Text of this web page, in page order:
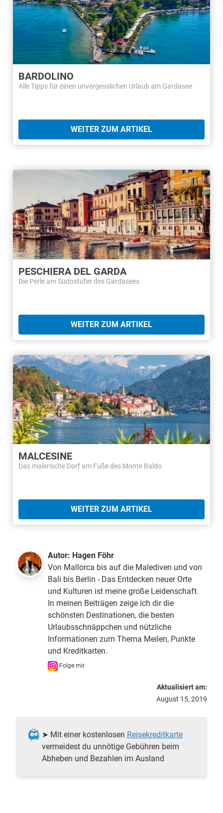
BARDOLINO
Alle Tipps für einen unvergesslichen Urlaub am Gardasee
WEITER ZUM ARTIKEL
PESCHIERA DEL GARDA
Die Perle am Südostufer des Gardasees
WEITER ZUM ARTIKEL
MALCESINE
Das malerische Dorf am Fuße des Monte Baldo
WEITER ZUM ARTIKEL
Autor: Hagen Föhr
Von Mallorca bis auf die Malediven und von
Bali bis Berlin - Das Entdecken neuer Orte
und Kulturen ist meine große Leidenschaft.
In meinen Beiträgen zeige ich dir die
schönsten Destinationen, die besten
Urlaubsschnäppchen und nützliche
Informationen zum Thema Meilen, Punkte
und Kreditkarten.
Folge mir
Aktualisiert am:
August 15, 2019
➤ Mit einer kostenlosen Reisekreditkarte
vermeidest du unnötige Gebühren beim
Abheben und Bezahlen im Ausland